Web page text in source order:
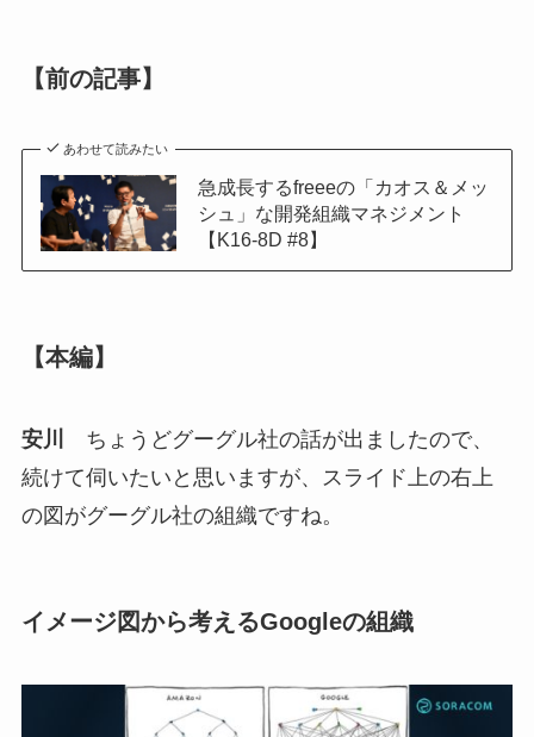
【前の記事】
あわせて読みたい
急成長するfreeeの「カオス＆メッ
シュ」な開発組織マネジメント
【K16-8D #8】
【本編】
安川
ちょうどグーグル社の話が出ましたので、
続けて伺いたいと思いますが、スライド上の右上
の図がグーグル社の組織ですね。
イメージ図から考えるGoogleの組織